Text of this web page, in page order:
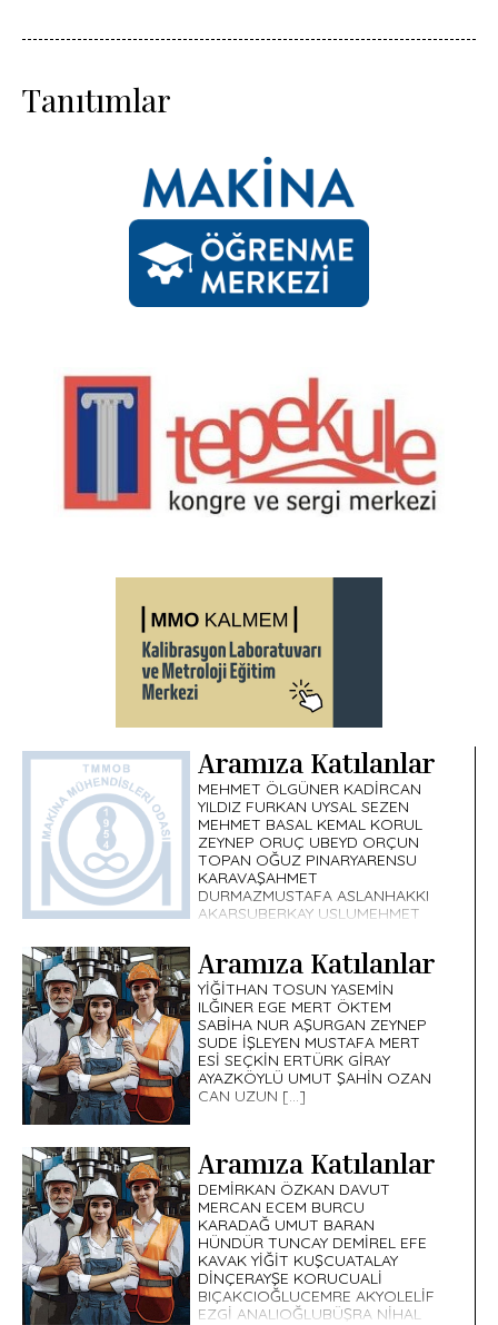
Aramıza Katılanlar
MEHMET ÖLGÜNER KADİRCAN
YILDIZ FURKAN UYSAL SEZEN
MEHMET BASAL KEMAL KORUL
ZEYNEP ORUÇ UBEYD ORÇUN
TOPAN OĞUZ PINARYARENSU
KARAVAŞAHMET
DURMAZMUSTAFA ASLANHAKKI
AKARSUBERKAY USLUMEHMET
Aramıza Katılanlar
YİĞİTHAN TOSUN YASEMİN
ILĞINER EGE MERT ÖKTEM
SABİHA NUR AŞURGAN ZEYNEP
SUDE İŞLEYEN MUSTAFA MERT
ESİ SEÇKİN ERTÜRK GİRAY
AYAZKÖYLÜ UMUT ŞAHİN OZAN
CAN UZUN […]
Aramıza Katılanlar
DEMİRKAN ÖZKAN DAVUT
MERCAN ECEM BURCU
KARADAĞ UMUT BARAN
HÜNDÜR TUNCAY DEMİREL EFE
KAVAK YİĞİT KUŞCUATALAY
DİNÇERAYŞE KORUCUALİ
BIÇAKCIOĞLUCEMRE AKYOLELİF
EZGİ ANALIOĞLUBÜŞRA NİHAL
Tanıtımlar